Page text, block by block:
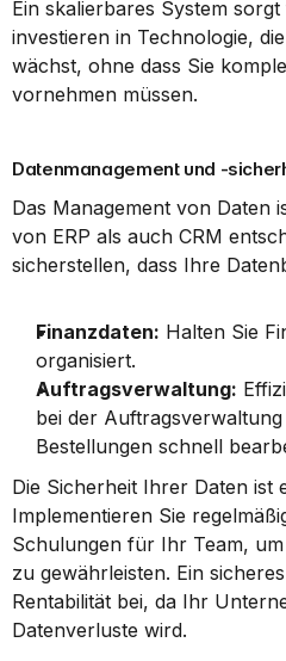
Ein skalierbares System
investieren in Technologie,
wächst, ohne dass Sie
vornehmen müssen.
Datenmanagement und -
Das Management von Daten
von ERP als auch CRM
sicherstellen, dass Ihre
Finanzdaten: Halten Sie
organisiert.
Auftragsverwaltung:
bei der
Bestellungen schnell
Die Sicherheit Ihrer Daten ist
Implementieren Sie
Schulungen für Ihr Team,
zu gewährleisten. Ein
Rentabilität bei, da Ihr
Datenverluste wird.